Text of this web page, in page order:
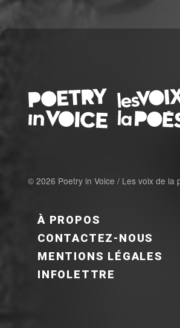
© 2026 Poetry in Voice / Les voix de la
FOOTER MENU FR
À PROPOS
CONTACTEZ-NOUS
MENTIONS LÉGALES
INFOLETTRE